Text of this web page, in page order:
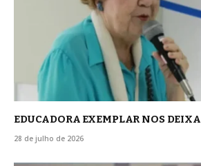
EDUCADORA EXEMPLAR NOS DEIXA
28 de julho de 2026